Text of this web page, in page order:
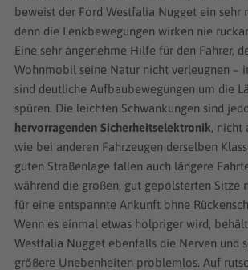
beweist der Ford Westfalia Nugget ein sehr
denn die Lenkbewegungen wirken nie
Eine sehr angenehme Hilfe für den Fahrer,
Wohnmobil seine Natur nicht verleugnen –
sind deutliche Aufbaubewegungen um die
spüren. Die leichten Schwankungen sind
hervorragenden Sicherheitselektronik, nicht
wie bei anderen Fahrzeugen derselben
guten Straßenlage fallen auch längere
während die großen, gut gepolsterten Sitze
für eine entspannte Ankunft ohne
Wenn es einmal etwas holpriger wird,
Westfalia Nugget ebenfalls die Nerven und
größere Unebenheiten problemlos. Auf